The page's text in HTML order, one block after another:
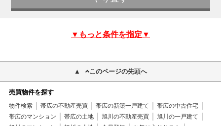
▼もっと条件を指定▼
このページの先頭へ
売買物件を探す
物件検索 帯広の不動産売買 帯広の新築一戸建て
帯広の中古住宅
帯広のマンション
帯広の土地 旭川の不動産売買
旭川の一戸建て